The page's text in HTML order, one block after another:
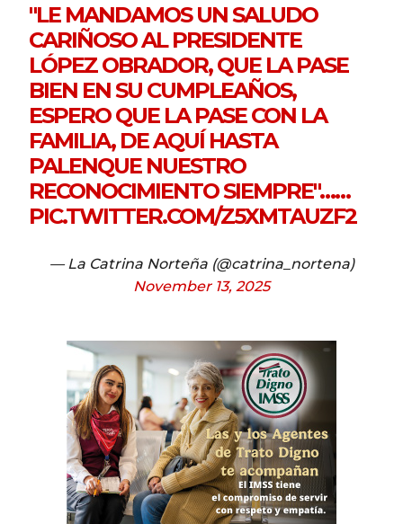
"LE MANDAMOS UN SALUDO
CARIÑOSO AL PRESIDENTE
LÓPEZ OBRADOR, QUE LA PASE
BIEN EN SU CUMPLEAÑOS,
ESPERO QUE LA PASE CON LA
FAMILIA, DE AQUÍ HASTA
PALENQUE NUESTRO
RECONOCIMIENTO SIEMPRE"……
PIC.TWITTER.COM/Z5XMTAUZF2
— La Catrina Norteña (@catrina_nortena)
November 13, 2025